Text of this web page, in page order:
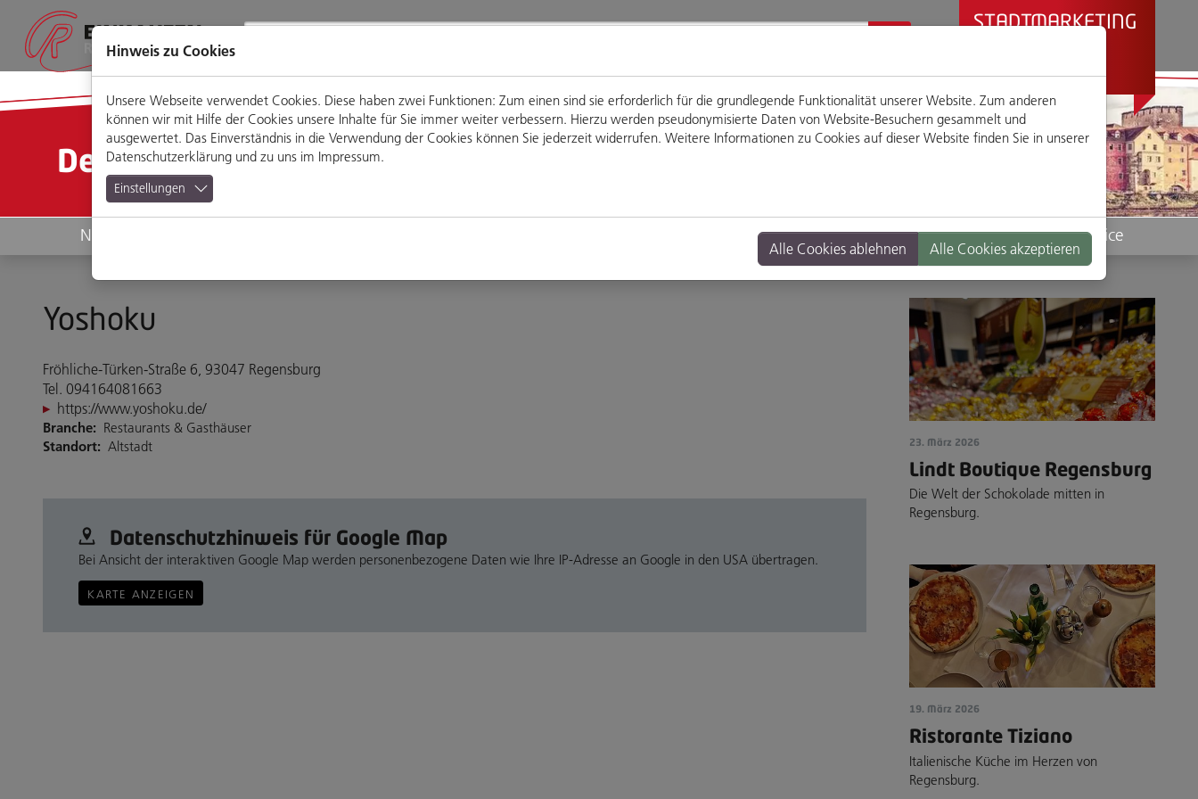
Seiteninhalt
Hauptmenü
Footermenü
Website-
Suche
STADTMARKETING
PRÄSENTIERT
Detailansicht
News Veranstaltungen Standorte Service
Yoshoku
Fröhliche-Türken-Straße 6, 93047 Regensburg
Tel. 094164081663
https://www.yoshoku.de/
Branche: Restaurants & Gasthäuser
Standort: Altstadt
Datenschutz­hinweis für Google Map
Bei Ansicht der interaktiven Google Map werden personenbezogene Daten wie Ihre IP-Adresse an Google in den USA übertragen.
KARTE ANZEIGEN
23. März 2026
Lindt Boutique Regensburg
Die Welt der Schokolade mitten in
Regensburg.
19. März 2026
Ristorante Tiziano
Italienische Küche im Herzen von
Regensburg.
Hinweis zu Cookies
Unsere Webseite verwendet Cookies. Diese haben zwei Funktionen: Zum einen sind sie erforderlich für die grundlegende Funktionalität unserer Website. Zum anderen
können wir mit Hilfe der Cookies unsere Inhalte für Sie immer weiter verbessern. Hierzu werden pseudonymisierte Daten von Website-Besuchern gesammelt und
ausgewertet. Das Einverständnis in die Verwendung der Cookies können Sie jederzeit widerrufen. Weitere Informationen zu Cookies auf dieser Website finden Sie in unserer
Datenschutzerklärung und zu uns im Impressum.
Einstellungen
Alle Cookies ablehnen Alle Cookies akzeptieren